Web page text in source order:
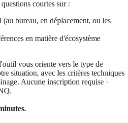
courtes sur :
bureau, en déplacement, ou les
en matière d'écosystème
vous oriente vers le type de
situation, avec les critères techniques
Aucune inscription requise ·